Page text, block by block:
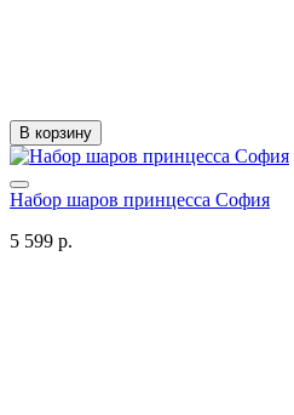
В корзину
Набор шаров принцесса София
5 599 р.